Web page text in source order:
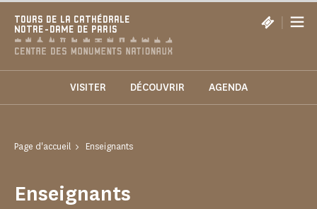
TOURS DE LA CATHÉDRALE
NOTRE-DAME DE PARIS
|
VISITER DÉCOUVRIR AGENDA
Page d'accueil Enseignants
Enseignants